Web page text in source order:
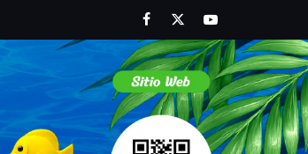
FacebookTwitterYoutube